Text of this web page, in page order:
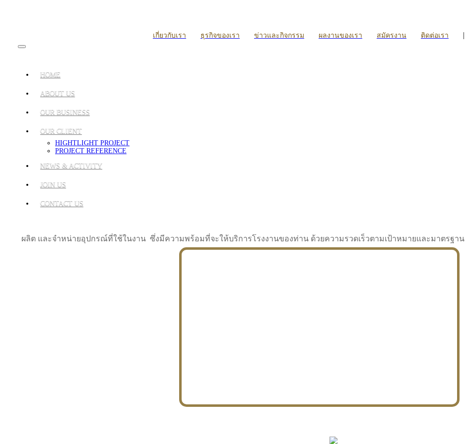
เกี่ยวกับเรา ธุรกิจของเรา ข่าวและกิจกรรม ผลงานของเรา สมัครงาน ติดต่อเรา |
HOME
ABOUT US
OUR BUSINESS
OUR CLIENT
HIGHTLIGHT PROJECT
PROJECT REFERENCE
NEWS & ACTIVITY
JOIN US
CONTACT US
ผลิต และจำหน่ายอุปกรณ์ที่ใช้ในงาน ซึ่งมีความพร้อมที่จะให้บริการโรงงานของท่าน ด้วยความรวดเร็วตามเป้าหมายและมาตรฐาน